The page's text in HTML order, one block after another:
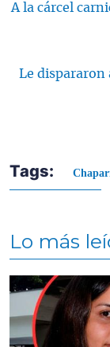
A la cárcel
Le dispararon
Tags:
Lo más
Contenido